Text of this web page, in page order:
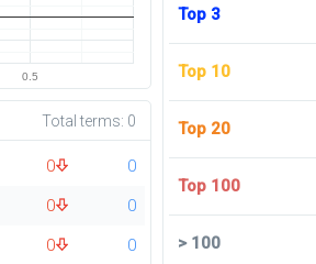
0.5
Total terms: 0
0
0
0
0
0 0
Top 3
Top 10
Top 20
Top 100
>100